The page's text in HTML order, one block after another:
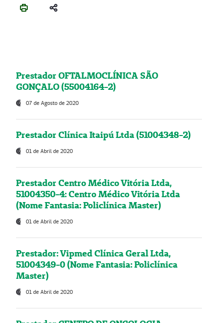
Prestador OFTALMOCLÍNICA SÃO
GONÇALO (55004164-2)
07 de Agosto de 2020
Prestador Clínica Itaipú Ltda (51004348-2)
01 de Abril de 2020
Prestador Centro Médico Vitória Ltda,
51004350-4: Centro Médico Vitória Ltda
(Nome Fantasia: Policlínica Master)
01 de Abril de 2020
Prestador: Vipmed Clínica Geral Ltda,
51004349-0 (Nome Fantasia: Policlínica
Master)
01 de Abril de 2020